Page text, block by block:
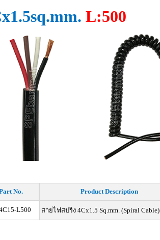
L:500
No. Product Description
L500 สายไฟสปริง 4Cx1.5 Sq.mm. (Spiral Cable)